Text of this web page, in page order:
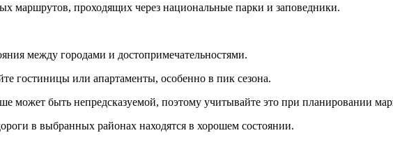
маршрутов, проходящих через национальные парки и заповедники.
между городами и достопримечательностями.
гостиницы или апартаменты, особенно в пик сезона.
может быть непредсказуемой, поэтому учитывайте это при планировании
в выбранных районах находятся в хорошем состоянии.